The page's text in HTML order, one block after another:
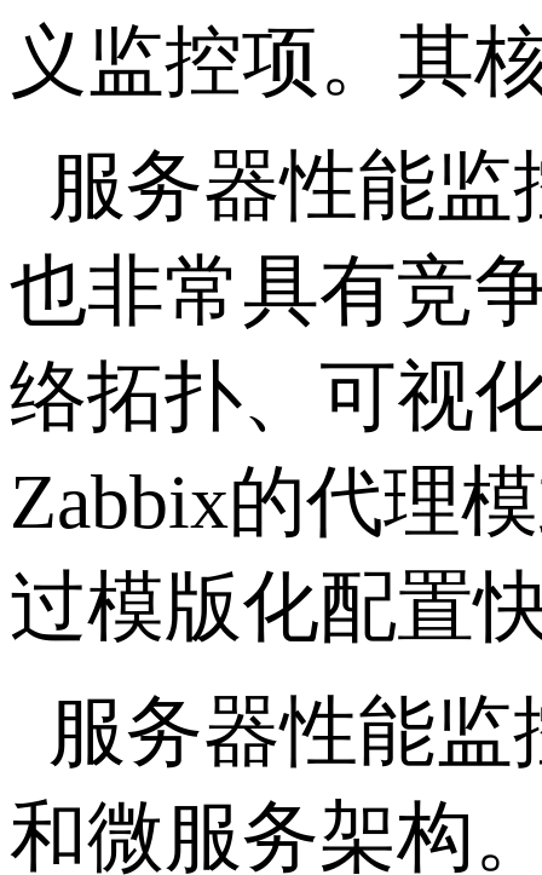
义监控项。其
服务器性能监
也非常具有竞
络拓扑、可视
Zabbix的代理
过模版化配置
服务器性能监
和微服务架构